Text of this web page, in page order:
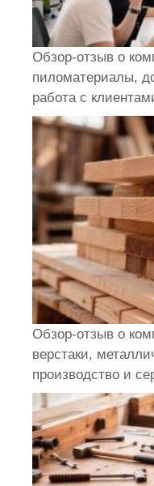
Обзор-отзыв о
пиломатериалы,
работа с
Обзор-отзыв о
верстаки,
производство и